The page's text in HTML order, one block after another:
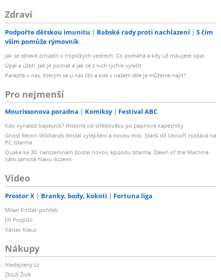
Zdraví
Podpořte dětskou imunitu Babské rady proti nachlazení
S čím
vším pomůže rýmovník
Jak se zdravě zchladit v tropických vedrech: Co pomáhá a kdy už riskujete úpal
Úpal a úžeh: Jak je poznat a jak se z nich rychle vyléčit
Parazité v nás: Kterým se u nás líbí a kde v našem těle je můžeme najít?
Pro nejmenší
Mourissonova poradna Komiksy Festival ABC
Kdo vynalezl kapesník? Historie od středověku po papírové kapesníky
Ghost Recon Wildlands dostal vylepšení a novou misi. Starší díl Ubisoft rozdává na
PC zdarma
Quake ke 30. narozeninám dostal novou epizodu zdarma. Dawn of the Machine
vám zamotá hlavu iluzemi
Video
Prostor X Branky, body, kokoti Fortuna liga
Milan Knížák pohřeb
Jiří Pospíšil
Václav Klaus
Nákupy
hledejceny.cz
Zboží Živě